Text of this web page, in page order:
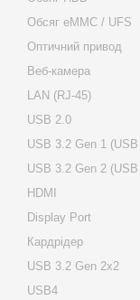
Обсяг eMMC / UFS
Оптичний привод
Веб-камера
LAN (RJ-45)
USB 2.0
USB 3.2 Gen 1
USB 3.2 Gen 2
HDMI
Display Port
Кардрідер
USB 3.2 Gen 2x2
USB4